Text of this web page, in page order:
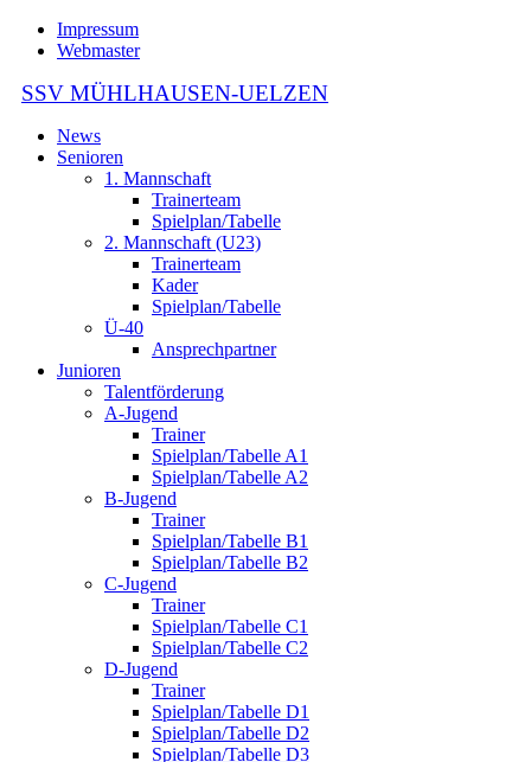
Impressum
Webmaster
SSV MÜHLHAUSEN-UELZEN
News
Senioren
1. Mannschaft
Trainerteam
Spielplan/Tabelle
2. Mannschaft (U23)
Trainerteam
Kader
Spielplan/Tabelle
Ü-40
Ansprechpartner
Junioren
Talentförderung
A-Jugend
Trainer
Spielplan/Tabelle A1
Spielplan/Tabelle A2
B-Jugend
Trainer
Spielplan/Tabelle B1
Spielplan/Tabelle B2
C-Jugend
Trainer
Spielplan/Tabelle C1
Spielplan/Tabelle C2
D-Jugend
Trainer
Spielplan/Tabelle D1
Spielplan/Tabelle D2
Spielplan/Tabelle D3